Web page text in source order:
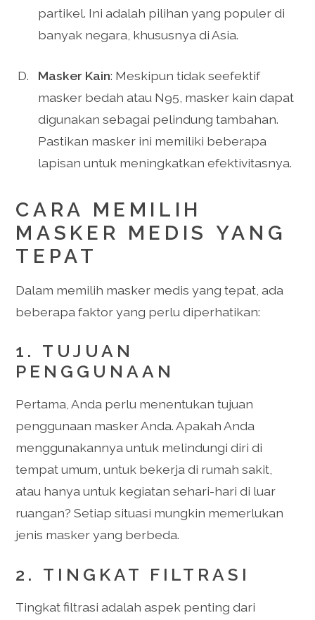
partikel. Ini adalah pilihan yang populer di
banyak negara, khususnya di Asia.
Masker Kain: Meskipun tidak seefektif
masker bedah atau N95, masker kain dapat
digunakan sebagai pelindung tambahan.
Pastikan masker ini memiliki beberapa
lapisan untuk meningkatkan efektivitasnya.
CARA MEMILIH
MASKER MEDIS YANG
TEPAT
Dalam memilih masker medis yang tepat, ada
beberapa faktor yang perlu diperhatikan:
1. TUJUAN
PENGGUNAAN
Pertama, Anda perlu menentukan tujuan
penggunaan masker Anda. Apakah Anda
menggunakannya untuk melindungi diri di
tempat umum, untuk bekerja di rumah sakit,
atau hanya untuk kegiatan sehari-hari di luar
ruangan? Setiap situasi mungkin memerlukan
jenis masker yang berbeda.
2. TINGKAT FILTRASI
Tingkat filtrasi adalah aspek penting dari